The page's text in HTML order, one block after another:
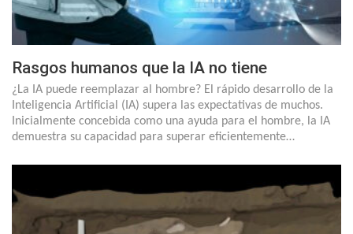
Rasgos humanos que la IA no tiene
¿La IA puede reemplazar al hombre? El rápido desarrollo de la
Inteligencia Artificial (IA) supera las expectativas de muchos.
Inicialmente concebida como una ayuda para el hombre, la IA
demuestra su capacidad para superar eficientemente…